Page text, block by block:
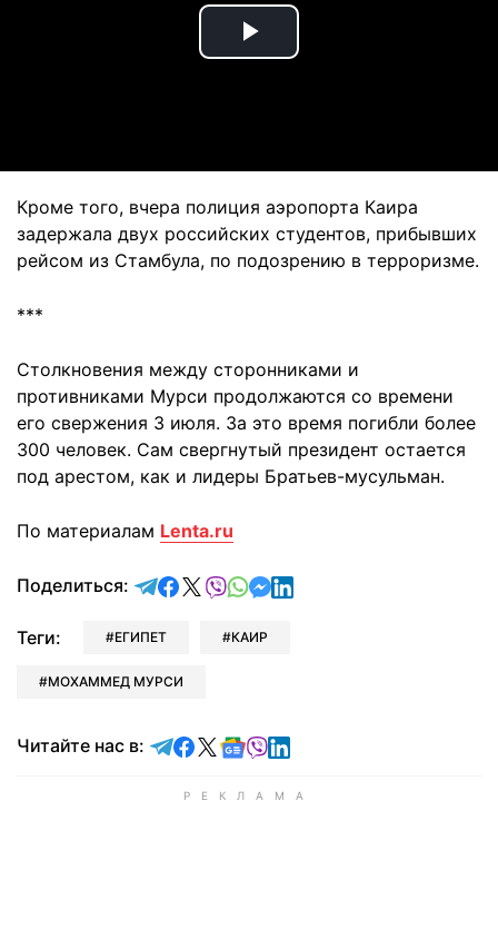
Play
Кроме того, вчера полиция аэропорта Каира
задержала двух российских студентов, прибывших
рейсом из Стамбула, по подозрению в терроризме.
***
Столкновения между сторонниками и
противниками Мурси продолжаются со времени
его свержения 3 июля. За это время погибли более
300 человек. Сам свергнутый президент остается
под арестом, как и лидеры Братьев-мусульман.
По материалам Lenta.ru
Поделиться: отправить в Telegram
поделиться в Facebook
поделиться в X
отправить в Viber
отправить в Whatsapp
отправить в Messenger
отправить в LinkedIn
Теги: ЕГИПЕТ КАИР
МОХАММЕД МУРСИ
Читайте нас в: Читайте в Telegram
Читайте в Facebook
Читайте в X
Читайте в Google news
Читайте в Viber
Читайте в LinkedIn